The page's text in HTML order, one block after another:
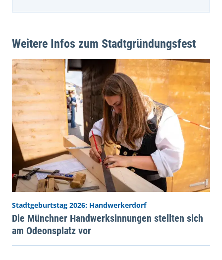
Weitere Infos zum Stadtgründungsfest
Stadtgeburtstag 2026: Handwerkerdorf
Die Münchner Handwerksinnungen stellten sich
am Odeonsplatz vor